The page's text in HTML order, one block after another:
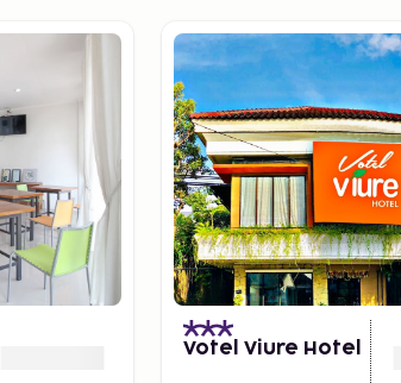
Votel Viure Hotel